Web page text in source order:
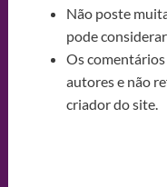
Não poste
pode
Os
autores e não
criador do site.